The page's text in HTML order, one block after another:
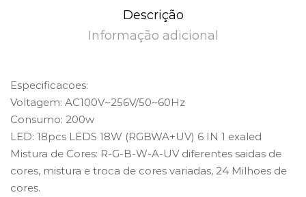
Descrição
Informação adicional
Especificacoes:
Voltagem: AC100V~256V/50~60Hz
Consumo: 200w
LED: 18pcs LEDS 18W (RGBWA+UV) 6 IN 1 exaled
Mistura de Cores: R-G-B-W-A-UV diferentes saidas de
cores, mistura e troca de cores variadas, 24 Milhoes de
cores.